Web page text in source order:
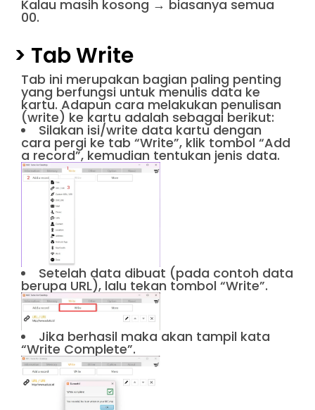
Kalau masih kosong → biasanya semua
00.
> Tab Write
Tab ini merupakan bagian paling penting
yang berfungsi untuk menulis data ke
kartu. Adapun cara melakukan penulisan
(write) ke kartu adalah sebagai berikut:
Silakan isi/write data kartu dengan
cara pergi ke tab “Write”, klik tombol “Add
a record”, kemudian tentukan jenis data.
Setelah data dibuat (pada contoh data
berupa URL), lalu tekan tombol “Write”.
Jika berhasil maka akan tampil kata
“Write Complete”.